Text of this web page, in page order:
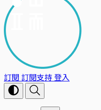
訂閱 訂閱支持登入